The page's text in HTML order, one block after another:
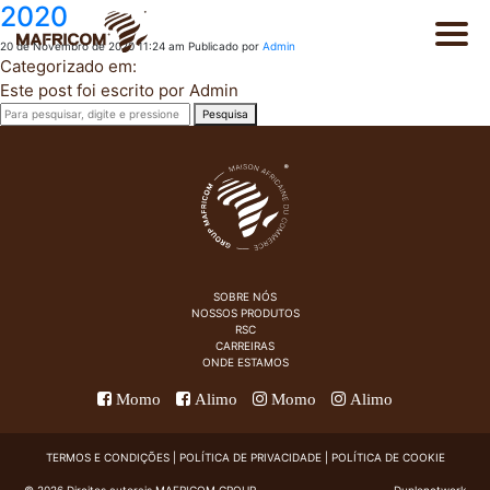
Sobre nós
Produtos
Catálogo
RSC
EN
FR
2020
20 de Novembro de 2020 11:24 am Publicado por Admin
Categorizado em:
Este post foi escrito por Admin
Pesquisa
SOBRE NÓS
NOSSOS PRODUTOS
RSC
CARREIRAS
ONDE ESTAMOS
Momo Alimo Momo Alimo
TERMOS E CONDIÇÕES| POLÍTICA DE PRIVACIDADE| POLÍTICA DE COOKIE